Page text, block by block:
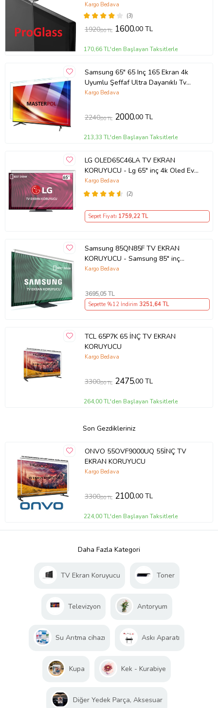
(3)
Kargo Bedava
1920,00 TL 1600,00 TL
170,66 TL'den Başlayan Taksitlerle
Samsung 65" 65 Inç 165 Ekran 4k
Uyumlu Şeffaf Ultra Dayanıklı Tv
Ekran KORUYUCU
Kargo Bedava
2240,00 TL 2000,00 TL
213,33 TL'den Başlayan Taksitlerle
LG OLED65C46LA TV EKRAN
KORUYUCU - Lg 65" inç 4k Oled Evo
Ekran Koruyucu
(2)
Kargo Bedava
Sepet Fiyatı 1759,22 TL
Samsung 85QN85F TV EKRAN
KORUYUCU - Samsung 85" inç
214cm 216 Ekran Tv ekran Koruyucu
Kargo Bedava
3695,05 TL
Sepette %12 İndirim 3251,64 TL
TCL 65P7K 65 İNÇ TV EKRAN
KORUYUCU
Kargo Bedava
3300,00 TL 2475,00 TL
264,00 TL'den Başlayan Taksitlerle
Son Gezdikleriniz
ONVO 55OVF9000UQ 55İNÇ TV
EKRAN KORUYUCU
Kargo Bedava
3300,00 TL 2100,00 TL
224,00 TL'den Başlayan Taksitlerle
Daha Fazla Kategori
TV Ekran Koruyucu Toner
Televizyon Antoryum
Su Arıtma cihazı Askı Aparatı
Kupa Kek - Kurabiye
Diğer Yedek Parça, Aksesuar